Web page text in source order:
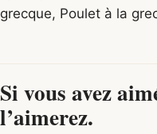
grecque, Poulet à la
Si vous avez
l’aimerez.